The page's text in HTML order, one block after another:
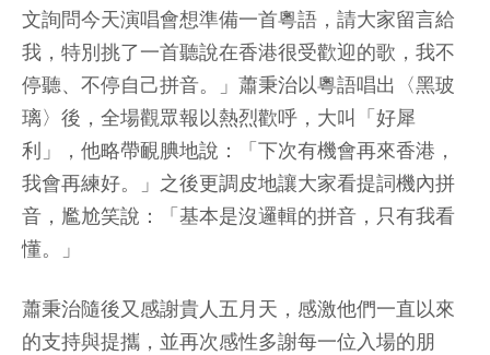
文詢問今天演唱會想準備一首粵語，請大家留言給
我，特別挑了一首聽說在香港很受歡迎的歌，我不
停聽、不停自己拼音。」蕭秉治以粵語唱出〈黑玻
璃〉後，全場觀眾報以熱烈歡呼，大叫「好犀
利」，他略帶靦腆地說：「下次有機會再來香港，
我會再練好。」之後更調皮地讓大家看提詞機內拼
音，尷尬笑說：「基本是沒邏輯的拼音，只有我看
懂。」
蕭秉治隨後又感謝貴人五月天，感激他們一直以來
的支持與提攜，並再次感性多謝每一位入場的朋